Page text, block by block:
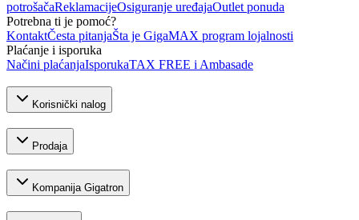
potrošačaReklamacijeOsiguranje uređajaOutlet ponuda
Potrebna ti je pomoć?
KontaktČesta pitanjaŠta je GigaMAX program lojalnosti
Plaćanje i isporuka
Načini plaćanjaIsporukaTAX FREE i Ambasade
Korisnički nalog
Prodaja
Kompanija Gigatron